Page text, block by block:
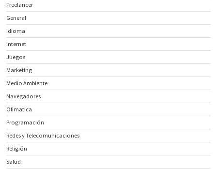
Freelancer
General
Idioma
Internet
Juegos
Marketing
Medio Ambiente
Navegadores
Ofimatica
Programación
Redes y Telecomunicaciones
Religión
Salud